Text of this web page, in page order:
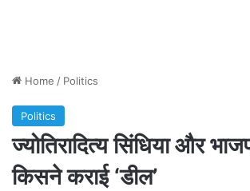
Home / Politics
Politics
ज्योतिरादित्य सिंधिया और
किसने कराई ‘डील’